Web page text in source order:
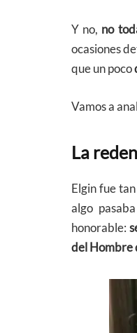
Y no, no
ocasiones
que un poco
Vamos a
La
Elgin fue
algo
honorable:
del Hombre